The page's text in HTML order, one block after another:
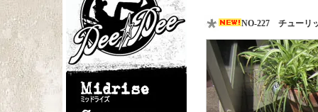
NO-227 チューリ